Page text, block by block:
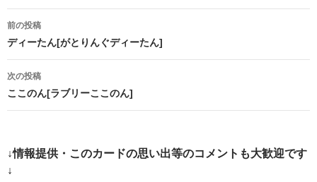
投
稿
ナ
ビ
ー
シ
前の投稿
ディーたん[がとりんぐディーたん]
次の投稿
ここのん[ラブリーここのん]
↓情報提供・このカードの思い出等のコメントも大歓迎です
↓